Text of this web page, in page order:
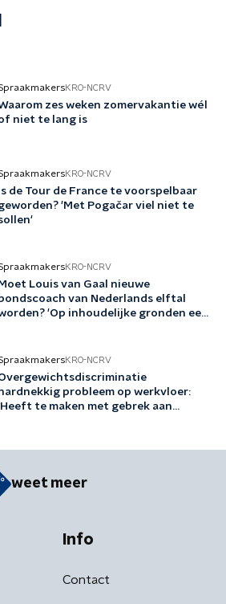
KRO-NCRV
zes weken zomervakantie wél
niet te lang is
KRO-NCRV
Is de Tour de France te voorspelbaar
'Met Pogačar viel niet te
KRO-NCRV
Moet Louis van Gaal nieuwe
van Nederlands elftal
'Op inhoudelijke gronden een
KRO-NCRV
hardnekkig probleem op werkvloer:
te maken met gebrek aan
weet meer
Info
Contact